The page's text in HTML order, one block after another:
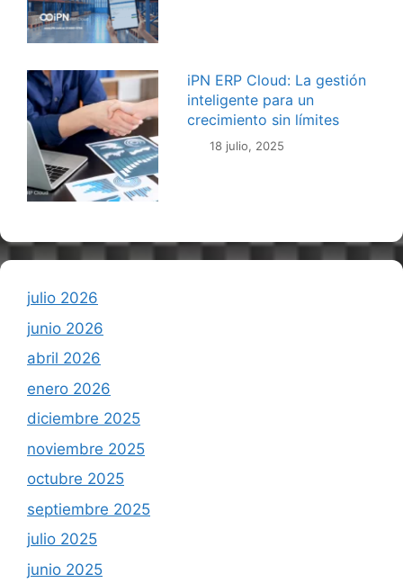
iPN ERP Cloud: La gestión
inteligente para un
crecimiento sin límites
18 julio, 2025
julio 2026
junio 2026
abril 2026
enero 2026
diciembre 2025
noviembre 2025
octubre 2025
septiembre 2025
julio 2025
junio 2025